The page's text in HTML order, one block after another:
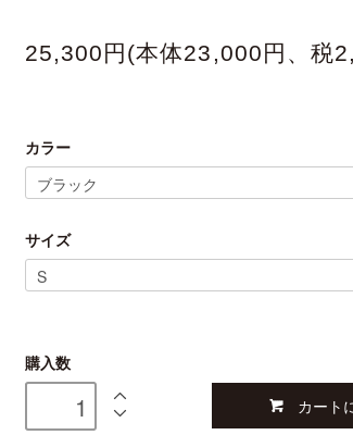
25,300円(本体23,000円、税
カラー
サイズ
購入数
カート